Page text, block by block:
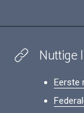
Nuttige
Eerste